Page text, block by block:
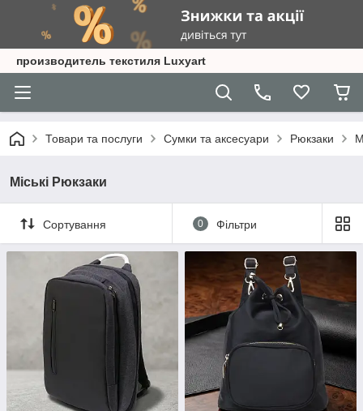
производитель текстиля Luxyart
Товари та послуги Сумки та аксесуари Рюкзаки
Міські Рюкзаки
Сортування 0 Фільтри